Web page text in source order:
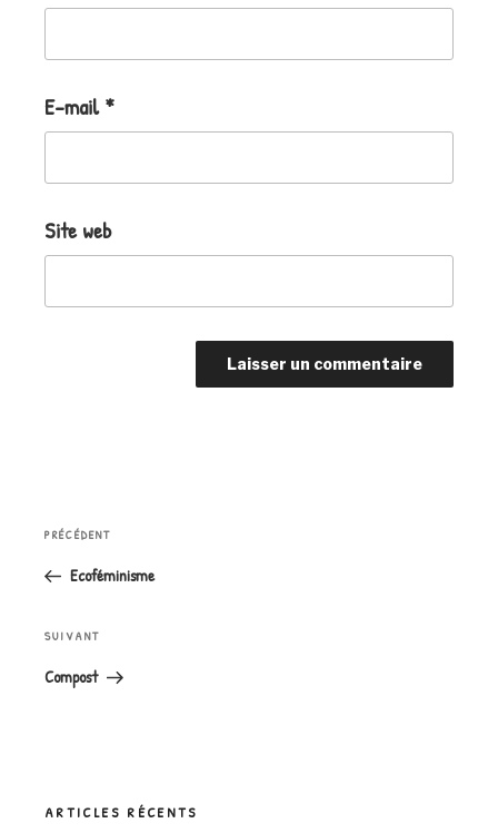
E-mail*
Site web
de
l’article
Article
précédent
PRÉCÉDENT
Ecoféminisme
Article
suivant
SUIVANT
Compost
ARTICLES RÉCENTS